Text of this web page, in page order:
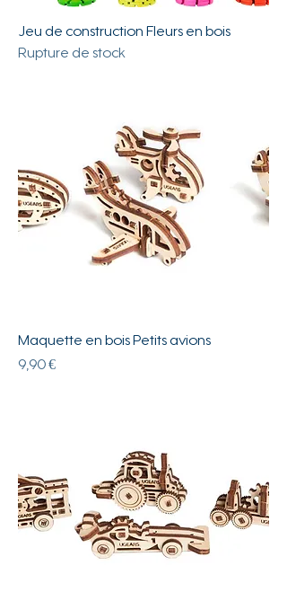
Jeu de construction Fleurs en bois
Rupture de stock
Maquette en bois Petits avions
Prix
9,90 €